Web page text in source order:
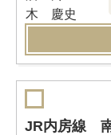
JR内房線